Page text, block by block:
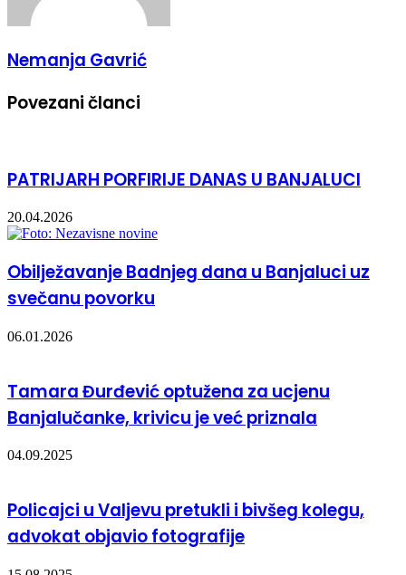
Nemanja Gavrić
Povezani članci
PATRIJARH PORFIRIJE DANAS U BANJALUCI
20.04.2026
Obilježavanje Badnjeg dana u Banjaluci uz
svečanu povorku
06.01.2026
Tamara Đurđević optužena za ucjenu
Banjalučanke, krivicu je već priznala
04.09.2025
Policajci u Valjevu pretukli i bivšeg kolegu,
advokat objavio fotografije